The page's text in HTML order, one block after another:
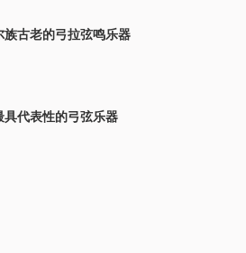
古老的弓拉弦鸣乐器
代表性的弓弦乐器